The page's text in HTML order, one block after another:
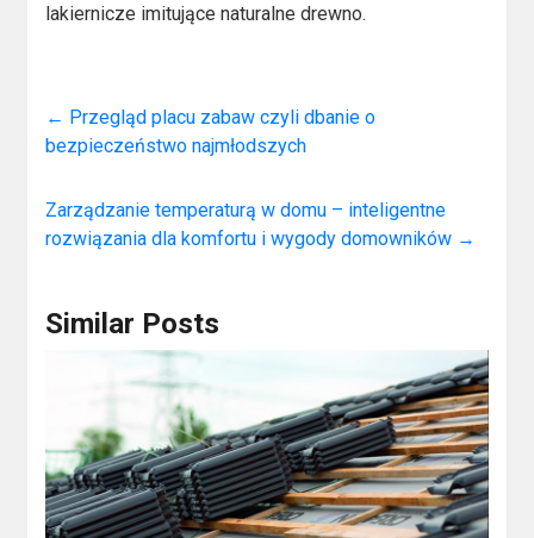
lakiernicze imitujące naturalne drewno.
← Przegląd placu zabaw czyli dbanie o
bezpieczeństwo najmłodszych
Zarządzanie temperaturą w domu – inteligentne
rozwiązania dla komfortu i wygody domowników →
Similar Posts